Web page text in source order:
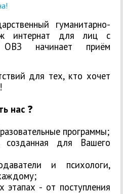
гуманитарно-
интернат для лиц с
начинает приём
для тех, кто хочет
нас ❓️
программы;
созданная для Вашего
и психологи,
- от поступления